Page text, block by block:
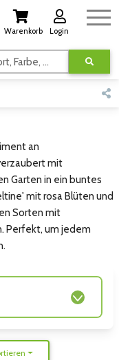
Warenkorb Login
Suchen nach Kategorie, Name, Stichwort, Farbe, usw.
an
mit
Garten in ein buntes
mit rosa Blüten und
Sorten mit
Perfekt, um jedem